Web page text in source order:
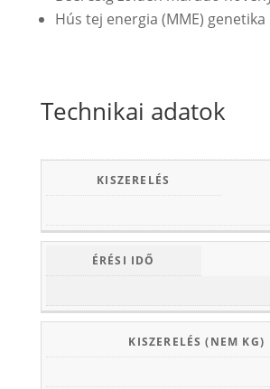
Hús tej energia (MME) genetika
Technikai adatok
KISZERELÉS
ÉRÉSI IDŐ
KISZERELÉS (NEM KG)